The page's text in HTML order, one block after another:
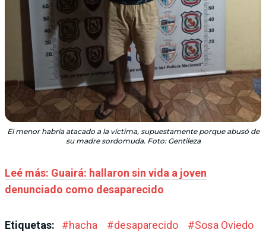
El menor habría atacado a la víctima, supuestamente porque abusó de
su madre sordomuda. Foto: Gentileza
Leé más: Guairá: hallaron sin vida a joven
denunciado como desaparecido
Etiquetas: #hacha #desaparecido #Sosa Oviedo